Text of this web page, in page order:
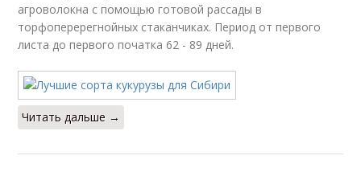
агроволокна с помощью готовой рассады в
торфоперерегнойных стаканчиках. Период от первого
листа до первого початка 62 - 89 дней.
Читать дальше →